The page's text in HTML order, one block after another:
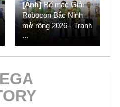
[Ảnh] Bế mạc Giải
Robocon Bắc Ninh
mở rộng 2026 - Tranh
...